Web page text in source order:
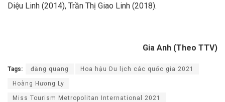
Diệu Linh (2014), Trần Thị Giao Linh (2018).
Gia Anh (Theo TTV)
Tags: đăng quang Hoa hậu Du lịch các quốc gia 2021
Hoàng Hương Ly
Miss Tourism Metropolitan International 2021